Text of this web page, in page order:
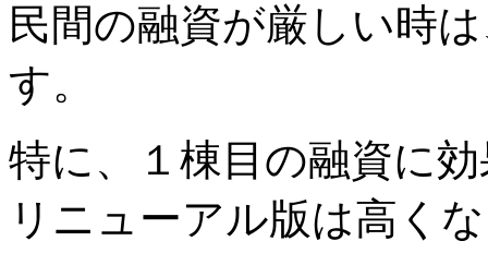
民間の融資が厳しい時
す。
特に、１棟目の融資に
リニューアル版は高く